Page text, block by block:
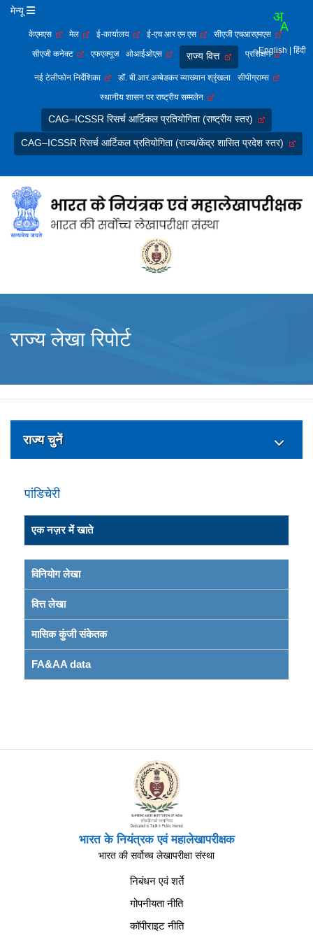
मेन्यू
केएमएस मेल ई-कार्यालय ई-एच आर एम एस
सीएजी एचआरएमएस
सीएजी कनेक्ट
एफएक्यूज ओआईओएस राज्य वित्त प्रशिक्षण
नई टेलीफोन निर्देशिका डॉ. बी.आर.अम्बेडकर व्याख्यान श्रृंखला
सीपीग्राम्स
स्थानीय शासन पर राष्ट्रीय सम्मलेन
CAG–ICSSR रिसर्च आर्टिकल प्रतियोगिता (राष्ट्रीय स्तर)
CAG–ICSSR रिसर्च आर्टिकल प्रतियोगिता (राज्य/केंद्र शासित प्रदेश स्तर)
English | हिंदी
राज्य लेखा रिपोर्ट
राज्य चुनें
पांडिचेरी
एक नज़र में खाते
विनियोग लेखा
वित्त लेखा
मासिक कुंजी संकेतक
FA&AA data
भारत के नियंत्रक एवं महालेखापरीक्षक
भारत की सर्वोच्च लेखापरीक्षा संस्था
निबंधन एवं शर्ते
गोपनीयता नीति
कॉपीराइट नीति